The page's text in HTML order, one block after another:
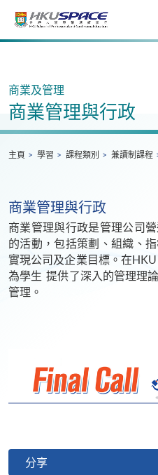
Main
商業及管理
商業管理與行政
主頁 學習 課程類別 兼讀制課程
商業管理與行政
商業管理與行政是管理公司
的活動，包括策劃、組織、
實現公司及企業目標。在
為學生 提供了深入的管理理
管理。
分享